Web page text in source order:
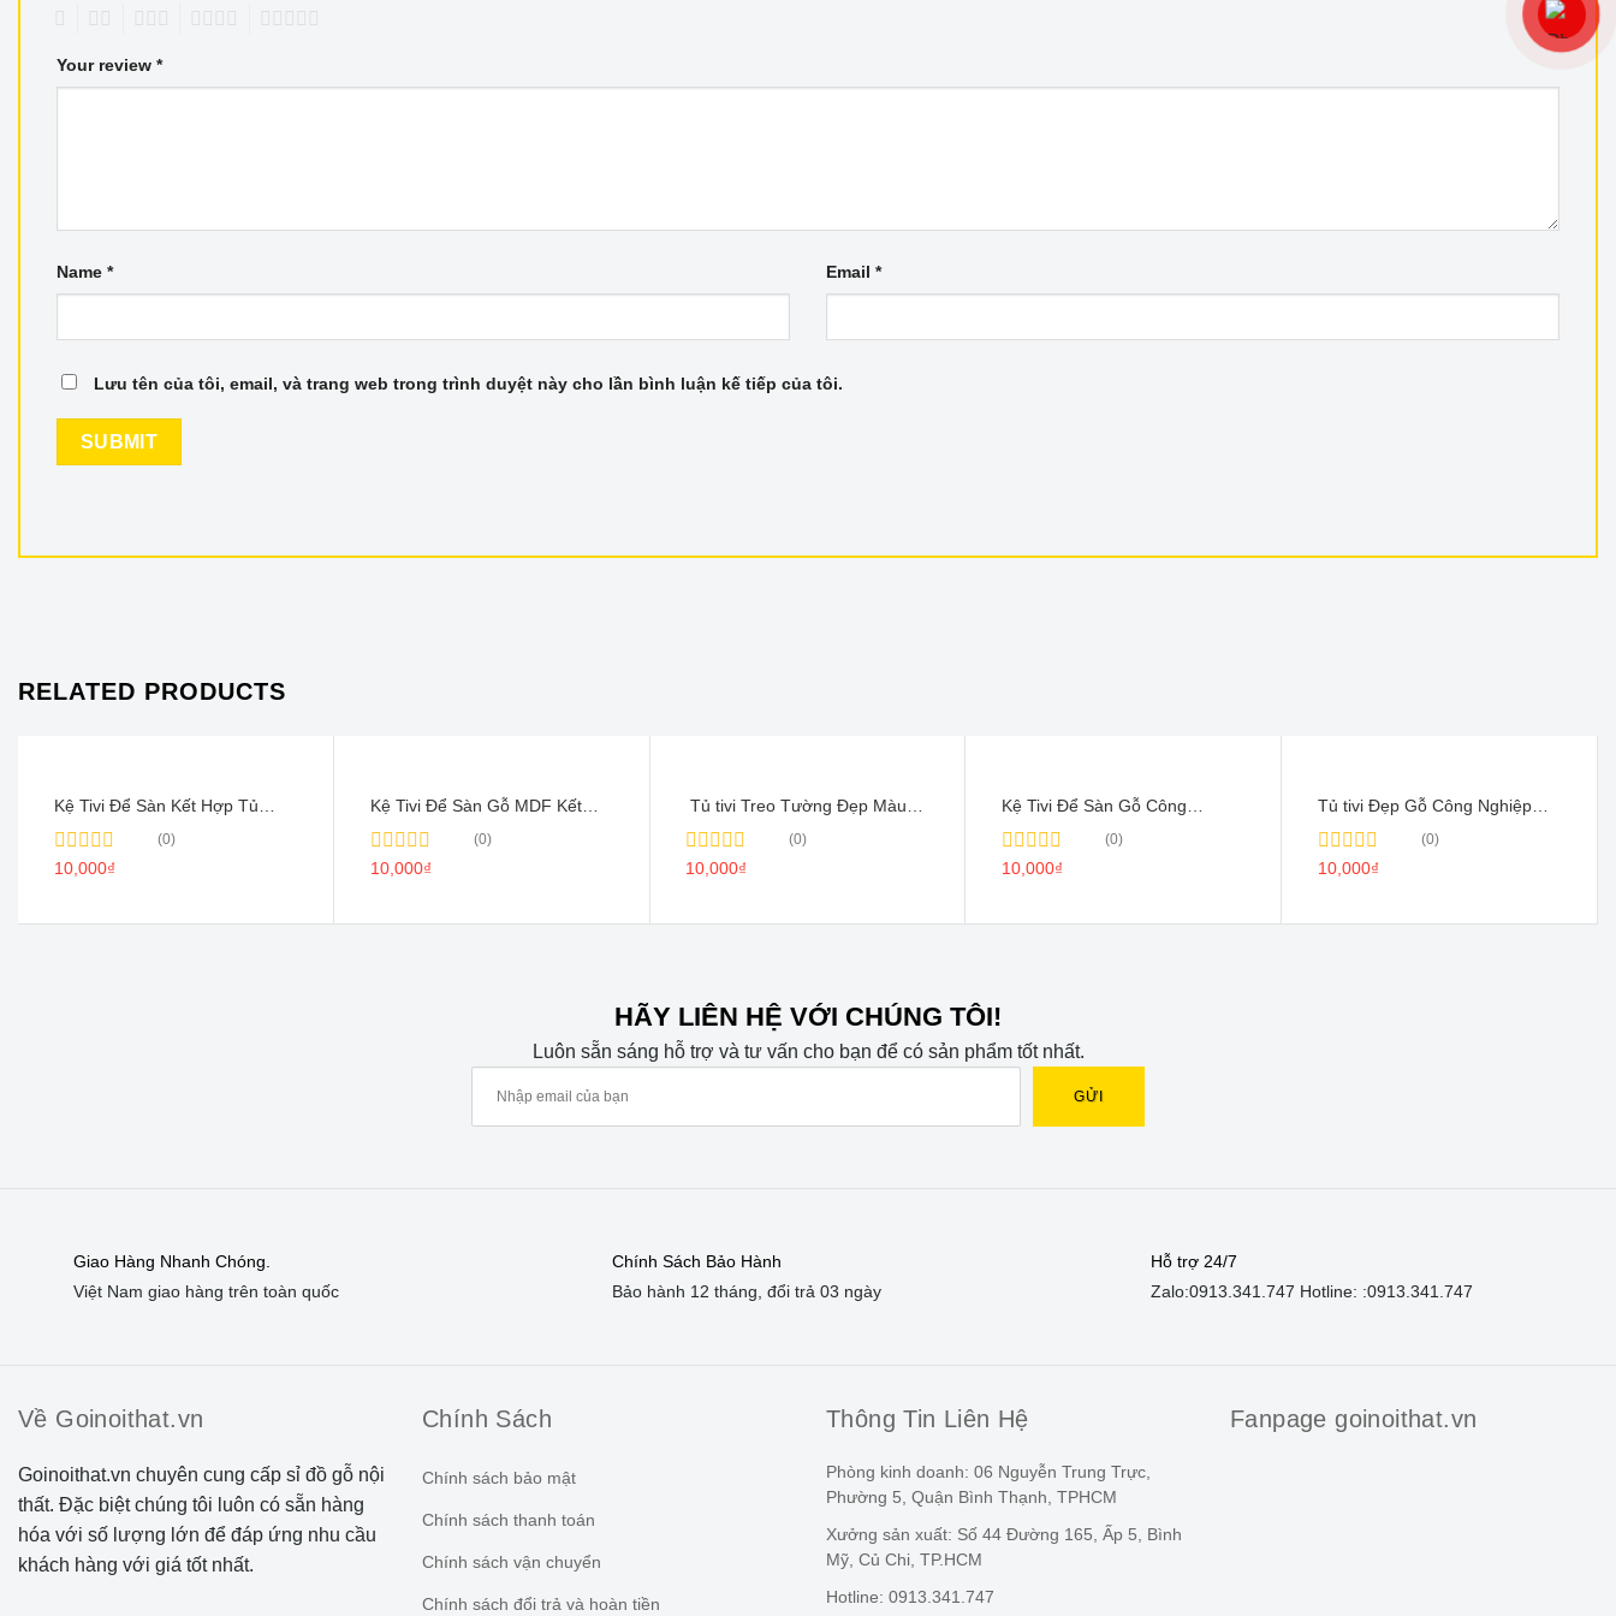
Your review *
Name * Email *
Lưu tên của tôi, email, và trang web trong trình duyệt này cho lần bình luận kế tiếp của tôi.
RELATED PRODUCTS
Kệ Tivi Để Sàn Kết Hợp Tủ
Rated
of
(0)
10,000₫
Kệ Tivi Để Sàn Gỗ MDF Kết
Tường – TV001
Rated
of
(0)
10,000₫
Tủ tivi Treo Tường Đẹp Màu
Rated
of
(0)
10,000₫
Kệ Tivi Để Sàn Gỗ Công
Rated
of
(0)
10,000₫
Tủ tivi Đẹp Gỗ Công Nghiệp
Rated
of
(0)
10,000₫
HÃY LIÊN HỆ VỚI CHÚNG TÔI!
Luôn sẵn sáng hỗ trợ và tư vấn cho bạn để có sản phẩm tốt nhất.
Giao Hàng Nhanh Chóng.
Việt Nam giao hàng trên toàn quốc
Chính Sách Bảo Hành
Bảo hành 12 tháng, đổi trả 03 ngày
Hỗ trợ 24/7
Zalo:0913.341.747 Hotline: :0913.341.747
Về Goinoithat.vn
Goinoithat.vn chuyên cung cấp sỉ đồ gỗ nội
thất. Đặc biệt chúng tôi luôn có sẵn hàng
hóa với số lượng lớn để đáp ứng nhu cầu
khách hàng với giá tốt nhất.
Chính Sách
Chính sách bảo mật
Chính sách thanh toán
Chính sách vận chuyển
Chính sách đổi trả và hoàn tiền
Thông Tin Liên Hệ
Phòng kinh doanh: 06 Nguyễn Trung Trực,
Phường 5, Quận Bình Thạnh, TPHCM
Xưởng sản xuất: Số 44 Đường 165, Ấp 5, Bình
Mỹ, Củ Chi, TP.HCM
Hotline: 0913.341.747
Fanpage goinoithat.vn